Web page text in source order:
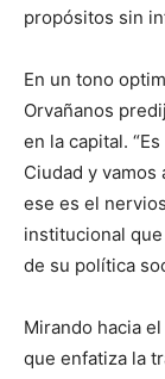
propósitos sin
En un tono
Orvañanos
en la capital.
Ciudad y vamos
ese es el
institucional
de su política
Mirando hacia
que enfatiza la